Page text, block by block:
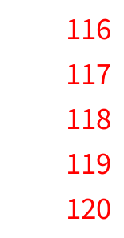
116
117
118
119
120